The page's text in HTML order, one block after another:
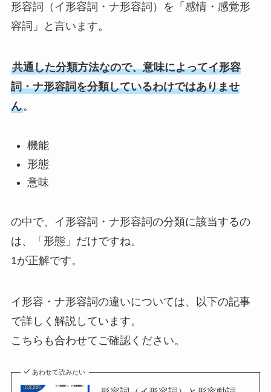
形容詞（イ形容詞・ナ形容詞）を「感情・感覚形
容詞」と言います。
共通した分類方法なので、意味によってイ形容
詞・ナ形容詞を分類しているわけではありませ
ん。
機能
形態
意味
の中で、イ形容詞・ナ形容詞の分類に該当するの
は、「形態」だけですね。
1が正解です。
イ形容・ナ形容詞の違いについては、以下の記事
で詳しく解説しています。
こちらも合わせてご確認ください。
あわせて読みたい